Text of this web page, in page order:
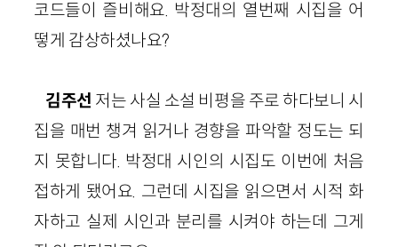
코드들이 즐비해요. 박정대의 열번째 시집을 어
떻게 감상하셨나요?
김주선 저는 사실 소설 비평을 주로 하다보니 시
집을 매번 챙겨 읽거나 경향을 파악할 정도는 되
지 못합니다. 박정대 시인의 시집도 이번에 처음
접하게 됐어요. 그런데 시집을 읽으면서 시적 화
자하고 실제 시인과 분리를 시켜야 하는데 그게